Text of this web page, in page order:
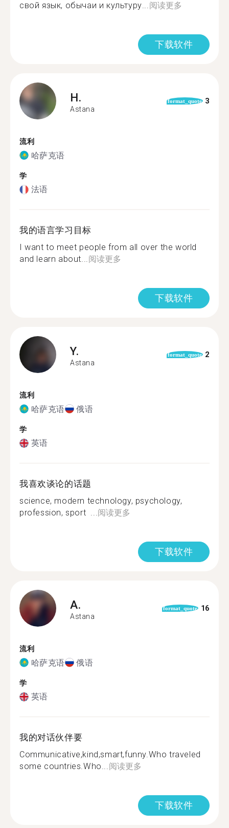
свой язык, обычаи и культуру...阅读更多
下载软件
H.
Astana
format_quote 3
流利
哈萨克语
学
法语
我的语言学习目标
I want to meet people from all over the world
and learn about...阅读更多
下载软件
Y.
Astana
format_quote 2
流利
哈萨克语 俄语
学
英语
我喜欢谈论的话题
science, modern technology, psychology,
profession, sport ...阅读更多
下载软件
A.
Astana
format_quote 16
流利
哈萨克语 俄语
学
英语
我的对话伙伴要
Communicative,kind,smart,funny.Who traveled
some countries.Who...阅读更多
下载软件